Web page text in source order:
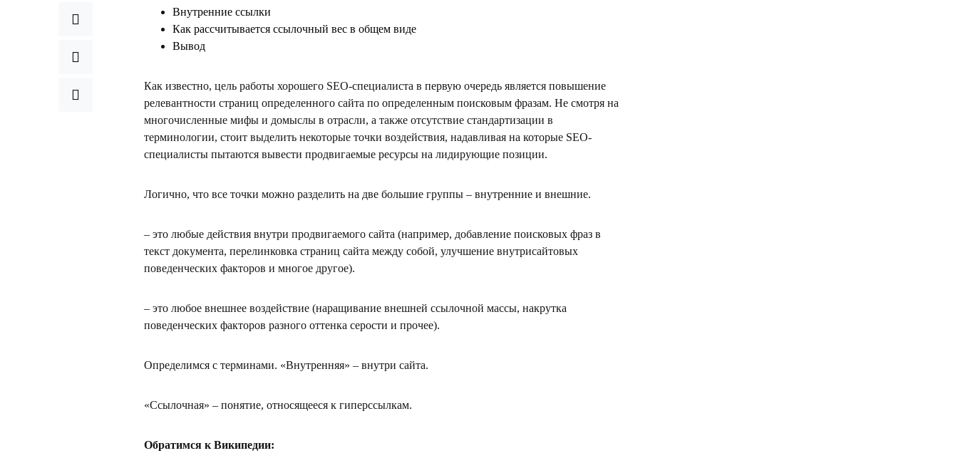
Внутренние ссылки
Как рассчитывается ссылочный вес в общем виде
Вывод
Как известно, цель работы хорошего SEO-специалиста в первую очередь является повышение
релевантности страниц определенного сайта по определенным поисковым фразам. Не смотря на
многочисленные мифы и домыслы в отрасли, а также отсутствие стандартизации в
терминологии, стоит выделить некоторые точки воздействия, надавливая на которые SEO-
специалисты пытаются вывести продвигаемые ресурсы на лидирующие позиции.
Логично, что все точки можно разделить на две большие группы – внутренние и внешние.
– это любые действия внутри продвигаемого сайта (например, добавление поисковых фраз в
текст документа, перелинковка страниц сайта между собой, улучшение внутрисайтовых
поведенческих факторов и многое другое).
– это любое внешнее воздействие (наращивание внешней ссылочной массы, накрутка
поведенческих факторов разного оттенка серости и прочее).
Определимся с терминами. «Внутренняя» – внутри сайта.
«Ссылочная» – понятие, относящееся к гиперссылкам.
Обратимся к Википедии: